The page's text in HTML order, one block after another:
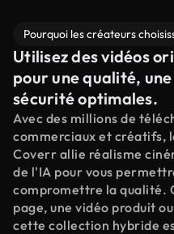
Pourquoi les créateurs
Utilisez des vidéos
pour une qualité,
sécurité optimales.
Avec des millions de
commerciaux et créatifs,
Coverr allie réalisme
de l'IA pour vous
compromettre la qualité.
page, une vidéo produit
cette collection hybride